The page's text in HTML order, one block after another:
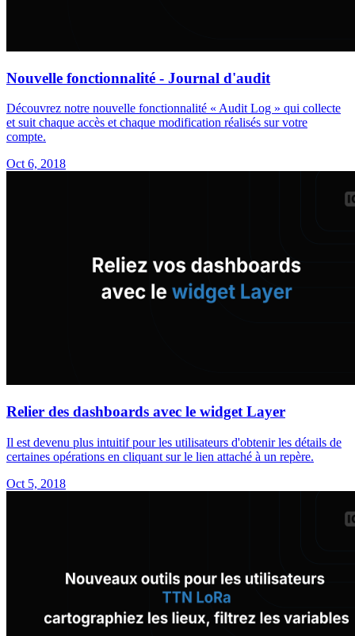
Nouvelle fonctionnalité - Journal d'audit
Découvrez notre nouvelle fonctionnalité « Audit Log » qui collecte
et suit chaque accès et chaque modification réalisés sur votre
compte.
Oct 6, 2018
Relier des dashboards avec le widget Layer
Il est devenu plus intuitif pour les utilisateurs d'obtenir les détails de
certaines opérations en cliquant sur le lien attaché à un repère.
Oct 5, 2018